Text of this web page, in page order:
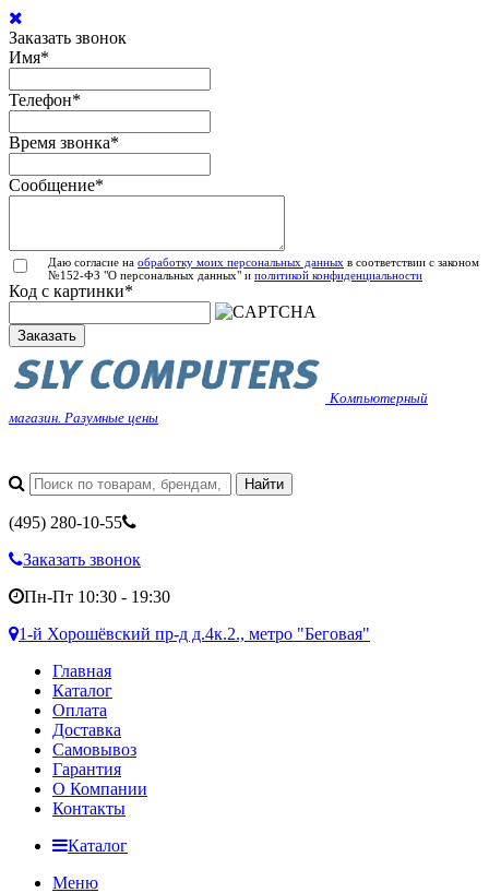
Заказать звонок
Имя*
Телефон*
Время звонка*
Сообщение*
Даю согласие на обработку моих персональных данных в соответствии с законом
№152-ФЗ "О персональных данных" и политикой конфиденциальности
Код с картинки*
Заказать
Компьютерный
магазин. Разумные цены
(495) 280-10-55
Заказать звонок
Пн-Пт 10:30 - 19:30
1-й Хорошёвский пр-д д.4к.2., метро "Беговая"
Главная
Каталог
Оплата
Доставка
Самовывоз
Гарантия
О Компании
Контакты
Каталог
Меню